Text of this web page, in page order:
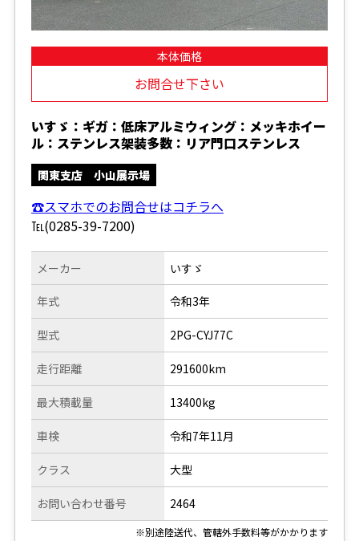
本体価格
お問合せ下さい
いすゞ：ギガ：低床アルミウィング：メッキホイー
ル：ステンレス架装多数：リア門口ステンレス
関東支店 小山展示場
☎スマホでのお問合せはコチラへ
℡(0285-39-7200)
メーカー
年式
型式
走行距離
いすゞ
令和3年
2PG-CYJ77C
291600km
最大積載量
車検
クラス
お問い合わせ番号
13400kg
令和7年11月
大型
2464
※別途陸送代、管轄外手数料等がかかります